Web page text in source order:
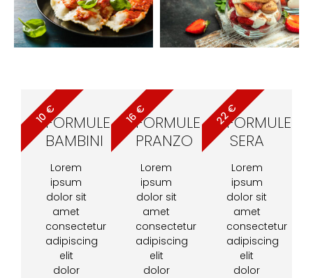
FORMULE
BAMBINI
Lorem
ipsum
dolor sit
amet
consectetur
adipiscing
elit
dolor
10 €
FORMULE
PRANZO
Lorem
ipsum
dolor sit
amet
consectetur
adipiscing
elit
dolor
16 €
FORMULE
SERA
Lorem
ipsum
dolor sit
amet
consectetur
adipiscing
elit
dolor
22 €